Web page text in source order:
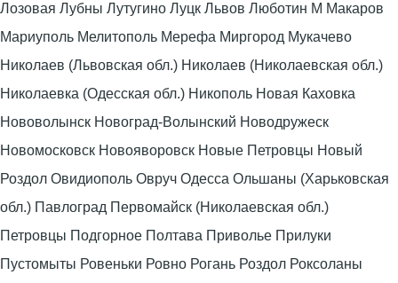
Лозовая Лубны Лутугино Луцк Львов Люботин М Макаров
Мариуполь Мелитополь Мерефа Миргород Мукачево
Николаев (Львовская обл.) Николаев (Николаевская обл.)
Николаевка (Одесская обл.) Никополь Новая Каховка
Нововолынск Новоград-Волынский Новодружеск
Новомосковск Новояворовск Новые Петровцы Новый
Роздол Овидиополь Овруч Одесса Ольшаны (Харьковская
обл.) Павлоград Первомайск (Николаевская обл.)
Петровцы Подгорное Полтава Приволье Прилуки
Пустомыты Ровеньки Ровно Рогань Роздол Роксоланы